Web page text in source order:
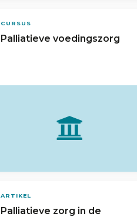
CURSUS
Palliatieve voedingszorg
ARTIKEL
Palliatieve zorg in de